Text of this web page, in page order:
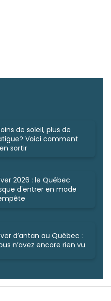
de soleil, plus de
Voici comment
sortir
2026 : le Québec
d'entrer en mode
d’antan au Québec :
n’avez encore rien vu